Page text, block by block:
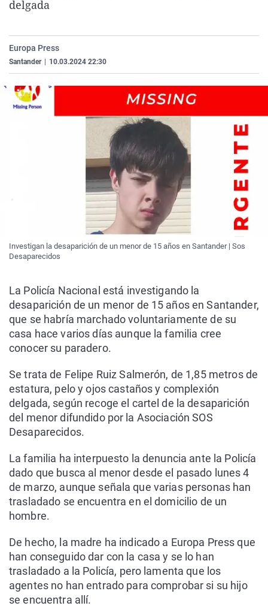
Operación Viuda
Navarra
País Vasco
delgada
Europa Press
Santander 10.03.2024 22:30
Investigan la desaparición de un menor de 15 años en Santander | Sos
Desaparecidos
La Policía Nacional está investigando la
desaparición de un menor de 15 años en Santander,
que se habría marchado voluntariamente de su
casa hace varios días aunque la familia cree
conocer su paradero.
Se trata de Felipe Ruiz Salmerón, de 1,85 metros de
estatura, pelo y ojos castaños y complexión
delgada, según recoge el cartel de la desaparición
del menor difundido por la Asociación SOS
Desaparecidos.
La familia ha interpuesto la denuncia ante la Policía
dado que busca al menor desde el pasado lunes 4
de marzo, aunque señala que varias personas han
trasladado se encuentra en el domicilio de un
hombre.
De hecho, la madre ha indicado a Europa Press que
han conseguido dar con la casa y se lo han
trasladado a la Policía, pero lamenta que los
agentes no han entrado para comprobar si su hijo
se encuentra allí.